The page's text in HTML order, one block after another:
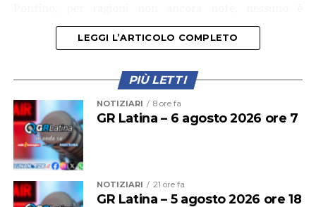
intervenuto.
LEGGI L’ARTICOLO COMPLETO
PIÙ LETTI
NOTIZIARI 8 ore fa
GR Latina – 6 agosto 2026 ore 7
NOTIZIARI 21 ore fa
GR Latina – 5 agosto 2026 ore 18